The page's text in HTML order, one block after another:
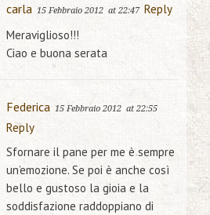
carla 15 Febbraio 2012 at 22:47 Reply
Meraviglioso!!!
Ciao e buona serata
Federica 15 Febbraio 2012 at 22:55
Reply
Sfornare il pane per me è sempre
un’emozione. Se poi è anche così
bello e gustoso la gioia e la
soddisfazione raddoppiano di